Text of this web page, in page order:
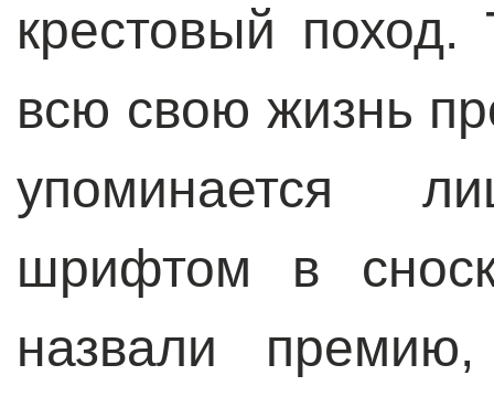
крестовый
всю свою жизнь
упоминается
шрифтом в
назвали